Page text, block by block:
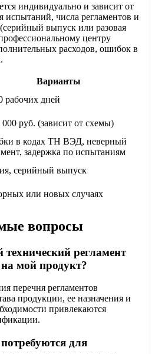
индивидуально и зависит от
испытаний, числа регламентов и
выпуск или разовая
центру
расходов, ошибок в
Варианты
рабочих дней
000 руб. (зависит от схемы)
в кодах ТН ВЭД, неверный
задержка по испытаниям
серийный выпуск
или новых случаях
вопросы
регламент
на мой продукт?
перечня регламентов
продукции, ее назначения и
привлекаются
для